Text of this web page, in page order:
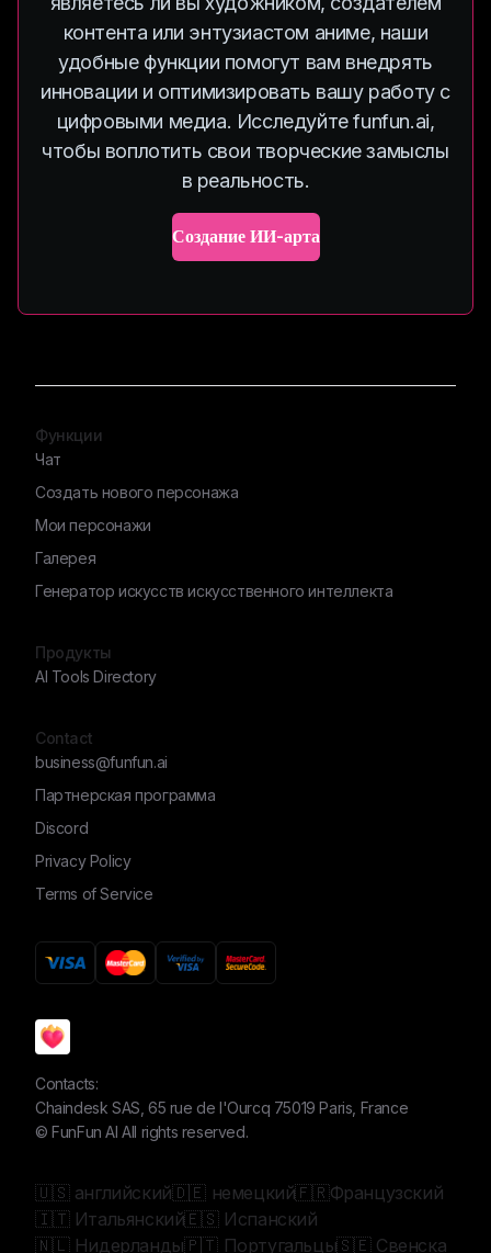
контента или энтузиастом аниме, наши
удобные функции помогут вам внедрять
инновации и оптимизировать вашу работу с
цифровыми медиа. Исследуйте funfun.ai,
чтобы воплотить свои творческие замыслы
в реальность.
Создание ИИ-арта
Contacts:
Chaindesk SAS, 65 rue de l'Ourcq 75019 Paris, France
©FunFun AI All rights reserved.
Функции
Чат
Создать нового персонажа
Мои персонажи
Галерея
Генератор искусств искусственного интеллекта
Продукты
AI Tools Directory
Contact
business@funfun.ai
Партнерская программа
Discord
Privacy Policy
Terms of Service
🇺🇸 английский🇩🇪 немецкий🇫🇷Французский
🇮🇹 Итальянский🇪🇸 Испанский
🇳🇱 Нидерланды🇵🇹 Португальцы🇸🇪 Свенска